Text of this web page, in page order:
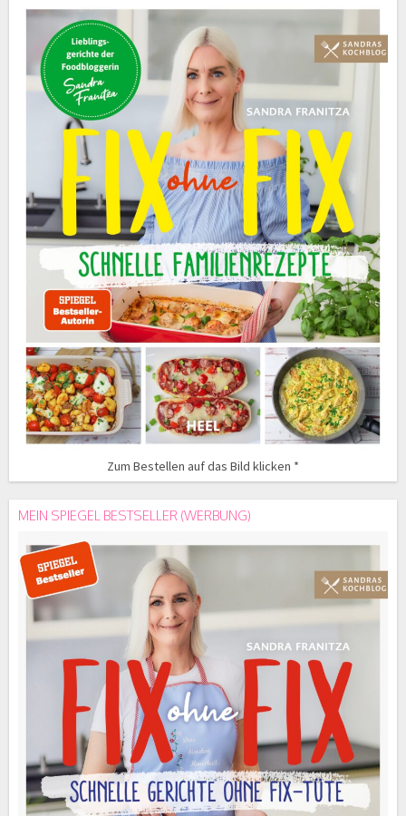
Zum Bestellen auf das Bild klicken *
MEIN SPIEGEL BESTSELLER (WERBUNG)